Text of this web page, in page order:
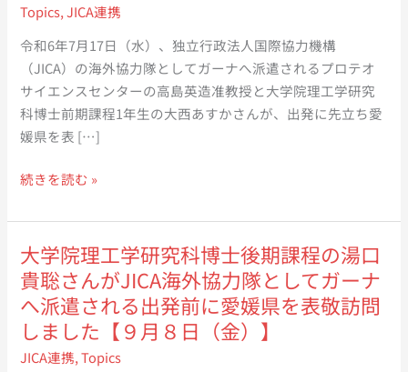
Topics,JICA連携
令和6年7月17日（水）、独立行政法人国際協力機構
（JICA）の海外協力隊としてガーナへ派遣されるプロテオ
サイエンスセンターの高島英造准教授と大学院理工学研究
科博士前期課程1年生の大西あすかさんが、出発に先立ち愛
媛県を表 […]
JICA
海
外
協
力
隊
と
し
続きを読む »
大学院理工学研究科博士後期課程の湯口
貴聡さんがJICA海外協力隊としてガーナ
へ派遣される出発前に愛媛県を表敬訪問
しました【９月８日（金）】
JICA連携,Topics